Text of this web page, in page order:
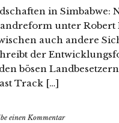
in Simbabwe:
unter
auch andere
der
bösen
Track […]
einen Kommentar